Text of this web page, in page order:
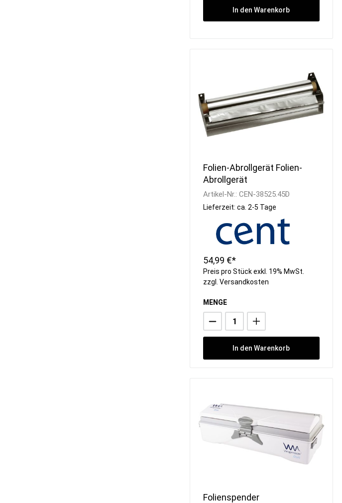
In den Warenkorb
Folien-Abrollgerät Folien-
Abrollgerät
Artikel-Nr.: CEN-38525.45D
Lieferzeit: ca. 2-5 Tage
54,99 €*
Preis pro Stück exkl. 19% MwSt.
zzgl. Versandkosten
MENGE
In den Warenkorb
Folienspender